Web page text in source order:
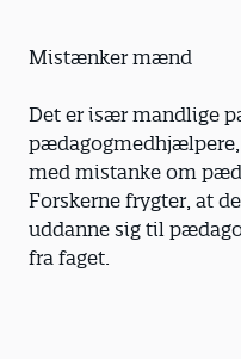
Mistænker mænd
Det er især mandlige
med mistanke om
Forskerne frygter, at
uddanne sig til
fra faget.